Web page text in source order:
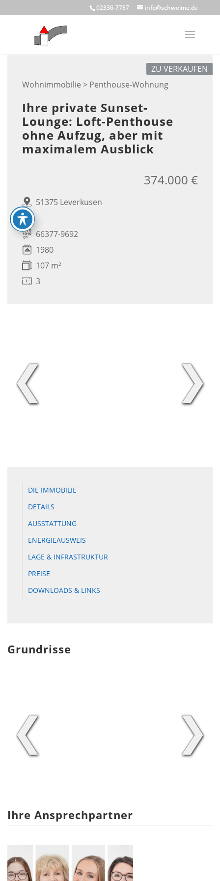
to
02336-7787 info@schwelme.de
Wohnimmobilie > Penthouse-Wohnung
ZU VERKAUFEN
Ihre private Sunset-
Lounge: Loft-Penthouse
ohne Aufzug, aber mit
maximalem Ausblick
51375 Leverkusen
374.000 €
66377-9692
1980
107 m²
3
❮ ❯
DIE IMMOBILIE
DETAILS
AUSSTATTUNG
ENERGIEAUSWEIS
LAGE & INFRASTRUKTUR
PREISE
DOWNLOADS & LINKS
Grundrisse
❮ ❯
Ihre Ansprechpartner